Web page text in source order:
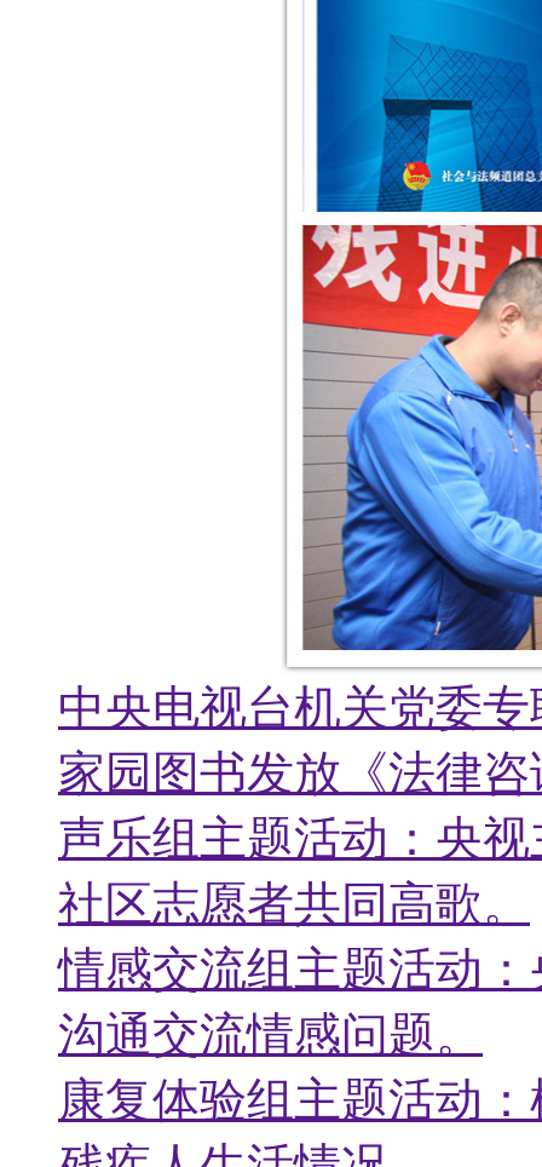
声乐组主题活动：央
社区志愿者共同高歌。
情感交流组主题活动
沟通交流情感问题。
康复体验组主题活动